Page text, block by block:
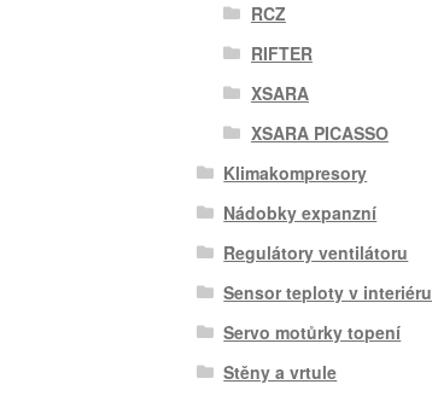
RCZ
RIFTER
XSARA
XSARA PICASSO
Klimakompresory
Nádobky expanzní
Regulátory ventilátoru
Sensor teploty v interiéru
Servo motůrky topení
Stěny a vrtule